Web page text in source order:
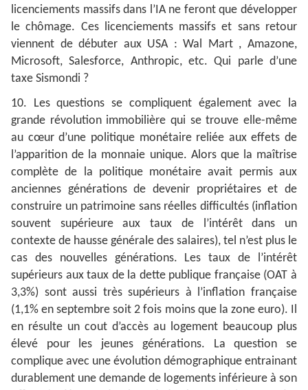
licenciements massifs dans l’IA ne feront que développer
le chômage. Ces licenciements massifs et sans retour
viennent de débuter aux USA : Wal Mart , Amazone,
Microsoft, Salesforce, Anthropic, etc. Qui parle d’une
taxe Sismondi ?
10. Les questions se compliquent également avec la
grande révolution immobilière qui se trouve elle-même
au cœur d’une politique monétaire reliée aux effets de
l’apparition de la monnaie unique. Alors que la maîtrise
complète de la politique monétaire avait permis aux
anciennes générations de devenir propriétaires et de
construire un patrimoine sans réelles difficultés (inflation
souvent supérieure aux taux de l’intérêt dans un
contexte de hausse générale des salaires), tel n’est plus le
cas des nouvelles générations. Les taux de l’intérêt
supérieurs aux taux de la dette publique française (OAT à
3,3%) sont aussi très supérieurs à l’inflation française
(1,1% en septembre soit 2 fois moins que la zone euro). Il
en résulte un cout d’accès au logement beaucoup plus
élevé pour les jeunes générations. La question se
complique avec une évolution démographique entrainant
durablement une demande de logements inférieure à son